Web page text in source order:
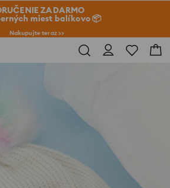
ZADARMO
miest balíkovo 📦
Nakupujte teraz >>